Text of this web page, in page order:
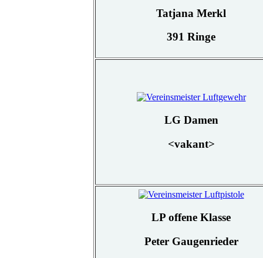
Tatjana Merkl
391 Ringe
LG Damen
<vakant>
LP offene Klasse
Peter Gaugenrieder